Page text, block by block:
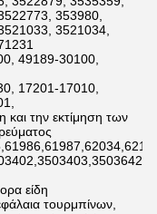
353980,
3521034,
49189-30100,
17201-17010,
και την εκτίμηση των
είδη
τουρμπίνων,